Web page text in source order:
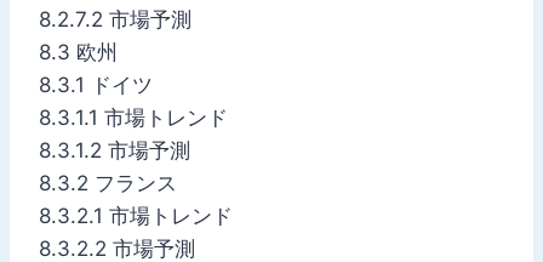
8.2.7.2 市場予測
8.3 欧州
8.3.1 ドイツ
8.3.1.1 市場トレンド
8.3.1.2 市場予測
8.3.2 フランス
8.3.2.1 市場トレンド
8.3.2.2 市場予測